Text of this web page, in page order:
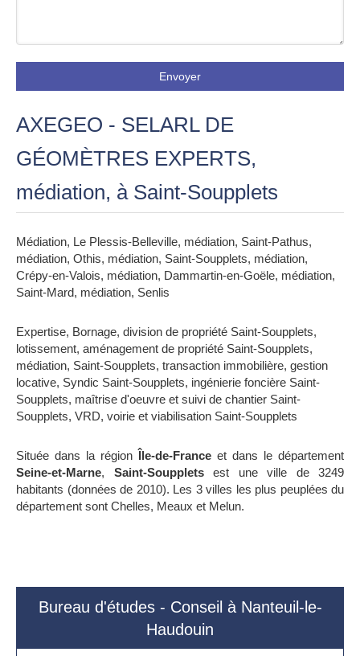
Envoyer
AXEGEO - SELARL DE
GÉOMÈTRES EXPERTS,
médiation, à Saint-Soupplets
Médiation, Le Plessis-Belleville, médiation, Saint-Pathus,
médiation, Othis, médiation, Saint-Soupplets, médiation,
Crépy-en-Valois, médiation, Dammartin-en-Goële, médiation,
Saint-Mard, médiation, Senlis
Expertise, Bornage, division de propriété Saint-Soupplets,
lotissement, aménagement de propriété Saint-Soupplets,
médiation, Saint-Soupplets, transaction immobilière, gestion
locative, Syndic Saint-Soupplets, ingénierie foncière Saint-
Soupplets, maîtrise d'oeuvre et suivi de chantier Saint-
Soupplets, VRD, voirie et viabilisation Saint-Soupplets
Située dans la région Île-de-France et dans le département
Seine-et-Marne, Saint-Souppletsest une ville de 3249
habitants (données de 2010). Les 3 villes les plus peuplées du
département sont Chelles, Meaux et Melun.
Bureau d'études - Conseil à Nanteuil-le-
Haudouin